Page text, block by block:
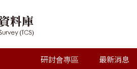
研討會專區 最新消息